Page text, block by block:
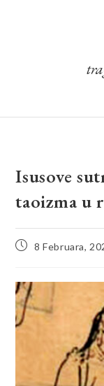
Isusove
taoizma u
8 Februara,